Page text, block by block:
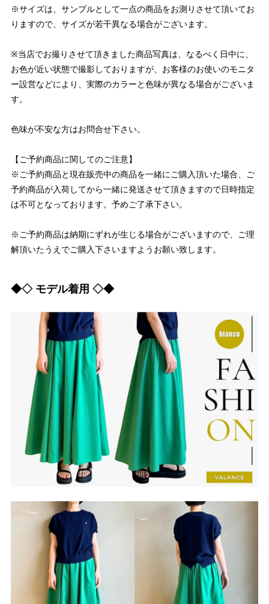
※サイズは、サンプルとして一点の商品をお測りさせて頂いてお
りますので、サイズが若干異なる場合がございます。
※当店でお撮りさせて頂きました商品写真は、なるべく日中に、
お色が近い状態で撮影しておりますが、お客様のお使いのモニタ
ー設営などにより、実際のカラーと色味が異なる場合がございま
す。
色味が不安な方はお問合せ下さい。
【ご予約商品に関してのご注意】
※ご予約商品と現在販売中の商品を一緒にご購入頂いた場合、ご
予約商品が入荷してから一緒に発送させて頂きますので日時指定
は不可となっております。予めご了承下さい。
※ご予約商品は納期にずれが生じる場合がございますので、ご理
解頂いたうえでご購入下さいますようお願い致します。
◆◇ モデル着用 ◇◆